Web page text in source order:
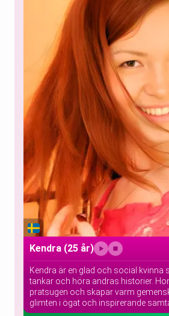
Kendra (25 år)
Kendra är en glad och social kvinna
tankar och höra andras historier.
pratsugen och skapar varm
glimten i ögat och inspirerande